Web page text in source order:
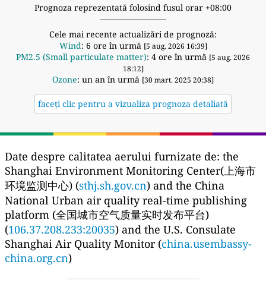
Prognoza reprezentată folosind fusul orar +08:00
Cele mai recente actualizări de prognoză:
Wind: 6 ore în urmă [5 aug. 2026 16:39]
PM2.5 (Small particulate matter): 4 ore în urmă [5 aug. 2026
18:12]
Ozone: un an în urmă [30 mart. 2025 20:38]
faceți clic pentru a vizualiza prognoza detaliată
Date despre calitatea aerului furnizate de: the
Shanghai Environment Monitoring Center(上海市
环境监测中心) (sthj.sh.gov.cn) and the China
National Urban air quality real-time publishing
platform (全国城市空气质量实时发布平台)
(106.37.208.233:20035) and the U.S. Consulate
Shanghai Air Quality Monitor (china.usembassy-
china.org.cn)